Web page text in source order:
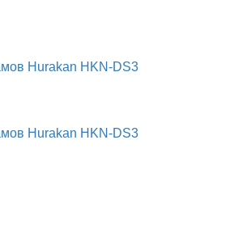
Hurakan HKN-DS3
Hurakan HKN-DS3